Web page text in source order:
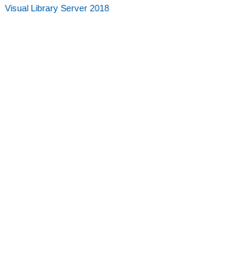
Visual Library Server 2018